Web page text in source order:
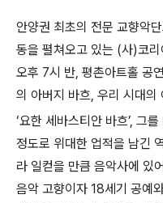
안양권 최초의 전문 교향악
동을 펼쳐오고 있는 (사)코
오후 7시 반, 평촌아트홀 공
의 아버지 바흐, 우리 시대의
‘요한 세바스티안 바흐’, 그
정도로 위대한 업적을 남긴
라 일컫을 만큼 음악사에 있
음악 고향이자 18세기 공예